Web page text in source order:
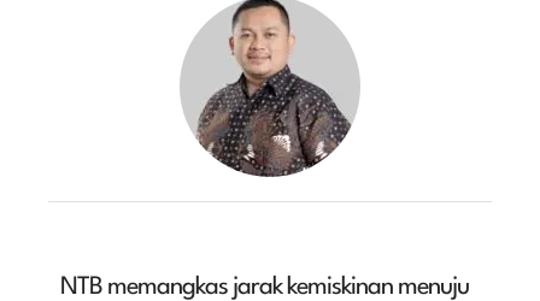
NTB memangkas jarak kemiskinan menuju